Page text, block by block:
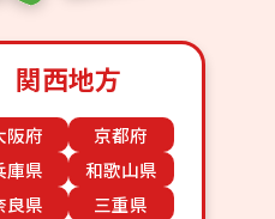
関西地方
阪府
京都府
庫県
和歌山県
良県
三重県